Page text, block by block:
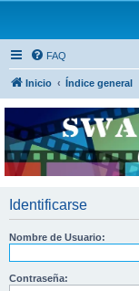
FAQ
Inicio Índice general
Identificarse
Nombre de Usuario:
Contraseña: